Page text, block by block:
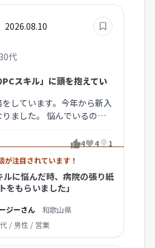
2026.08.10
スキル」に頭を抱えてい
しています。今年から新入
ました。 悩んでいるの
代
4 4
1
が注目されています！
ルに悩んだ時、病院の張り紙
をもらいました」
ジーさん
和歌山県
/ 男性 / 営業